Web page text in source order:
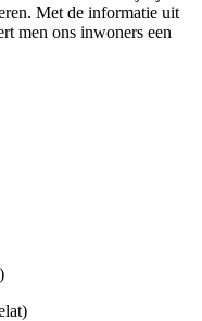
Met de informatie uit
men ons inwoners een